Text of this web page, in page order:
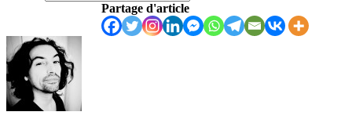
Partage d'article